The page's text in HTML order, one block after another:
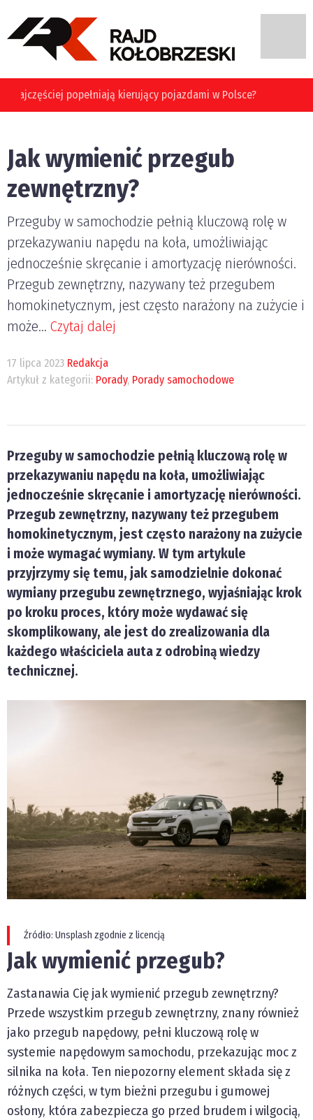
Jakie błędy najczęściej popełniają kierujący pojazdami w
Polsce?
Jak wymienić przegub
zewnętrzny?
Przeguby w samochodzie pełnią kluczową rolę w
przekazywaniu napędu na koła, umożliwiając
jednocześnie skręcanie i amortyzację nierówności.
Przegub zewnętrzny, nazywany też przegubem
homokinetycznym, jest często narażony na zużycie i
może... Czytaj dalej
17 lipca 2023 Redakcja
Artykuł z kategorii: Porady, Porady samochodowe
Przeguby w samochodzie pełnią kluczową rolę w
przekazywaniu napędu na koła, umożliwiając
jednocześnie skręcanie i amortyzację nierówności.
Przegub zewnętrzny, nazywany też przegubem
homokinetycznym, jest często narażony na zużycie
i może wymagać wymiany. W tym artykule
przyjrzymy się temu, jak samodzielnie dokonać
wymiany przegubu zewnętrznego, wyjaśniając krok
po kroku proces, który może wydawać się
skomplikowany, ale jest do zrealizowania dla
każdego właściciela auta z odrobiną wiedzy
technicznej.
Źródło: Unsplash zgodnie z licencją
Jak wymienić przegub?
Zastanawia Cię jak wymienić przegub zewnętrzny?
Przede wszystkim przegub zewnętrzny, znany również
jako przegub napędowy, pełni kluczową rolę w
systemie napędowym samochodu, przekazując moc z
silnika na koła. Ten niepozorny element składa się z
różnych części, w tym bieżni przegubu i gumowej
osłony, która zabezpiecza go przed brudem i wilgocią,